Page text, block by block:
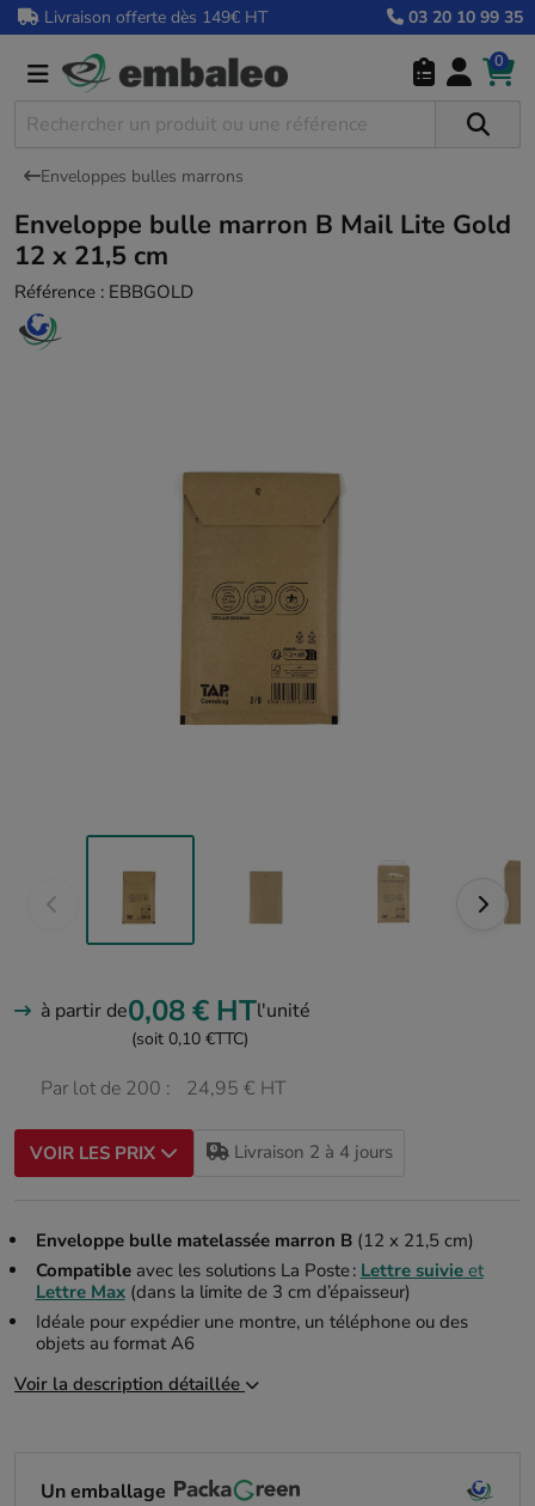
Livraison offerte dès 149€ HT 03 20 10 99 35
0
Enveloppes bulles marrons
Enveloppe bulle marron B Mail Lite Gold
12 x 21,5 cm
Référence : EBBGOLD
à partir de0,08 € HTl'unité
(soit 0,10 €TTC)
Par lot de 200 : 24,95 € HT
VOIR LES PRIX Livraison 2 à 4 jours
Enveloppe bulle matelassée marron B(12 x 21,5 cm)
Compatibleavec les solutions La Poste : Lettre suivieet
Lettre Max(dans la limite de 3 cm d’épaisseur)
Idéale pour expédier une montre, un téléphone ou des
objets au format A6
Voir la description détaillée
Un emballage